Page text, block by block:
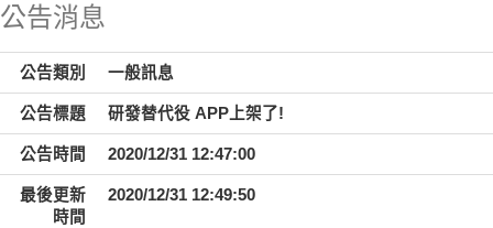
公告消息
公告類別 一般訊息
公告標題 研發替代役 APP上架了!
公告時間 2020/12/31 12:47:00
最後更新
時間
2020/12/31 12:49:50